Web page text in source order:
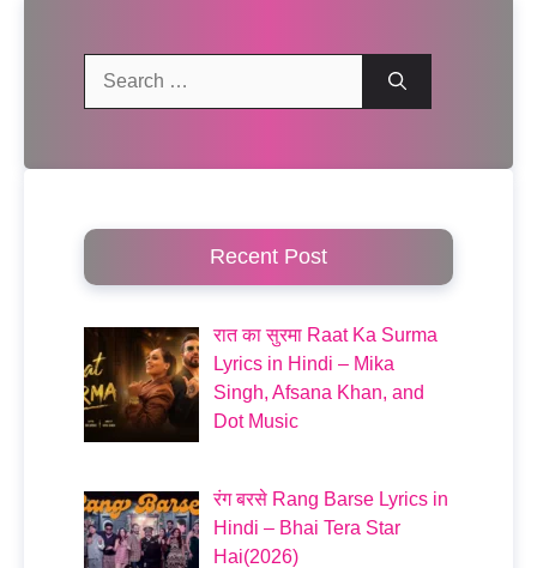
Recent Post
रात का सुरमा Raat Ka Surma
Lyrics in Hindi – Mika
Singh, Afsana Khan, and
Dot Music
रंग बरसे Rang Barse Lyrics in
Hindi – Bhai Tera Star
Hai(2026)